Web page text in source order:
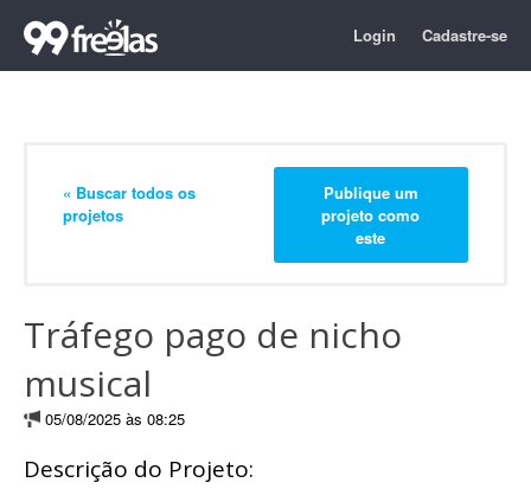
Login Cadastre-se
« Buscar todos os
projetos
Publique um
projeto como
este
Tráfego pago de nicho
musical
05/08/2025 às 08:25
Descrição do Projeto: